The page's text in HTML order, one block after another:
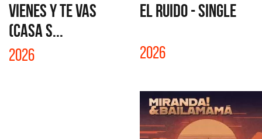
VIENES Y TE VAS
(CASA S...
2026
EL RUIDO - SINGLE
2026